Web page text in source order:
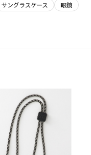
サングラスケース
眼鏡